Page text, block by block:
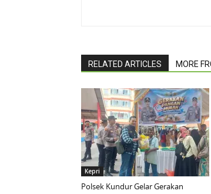
RELATED ARTICLES MORE
Kepri
Polsek Kundur Gelar Gerakan